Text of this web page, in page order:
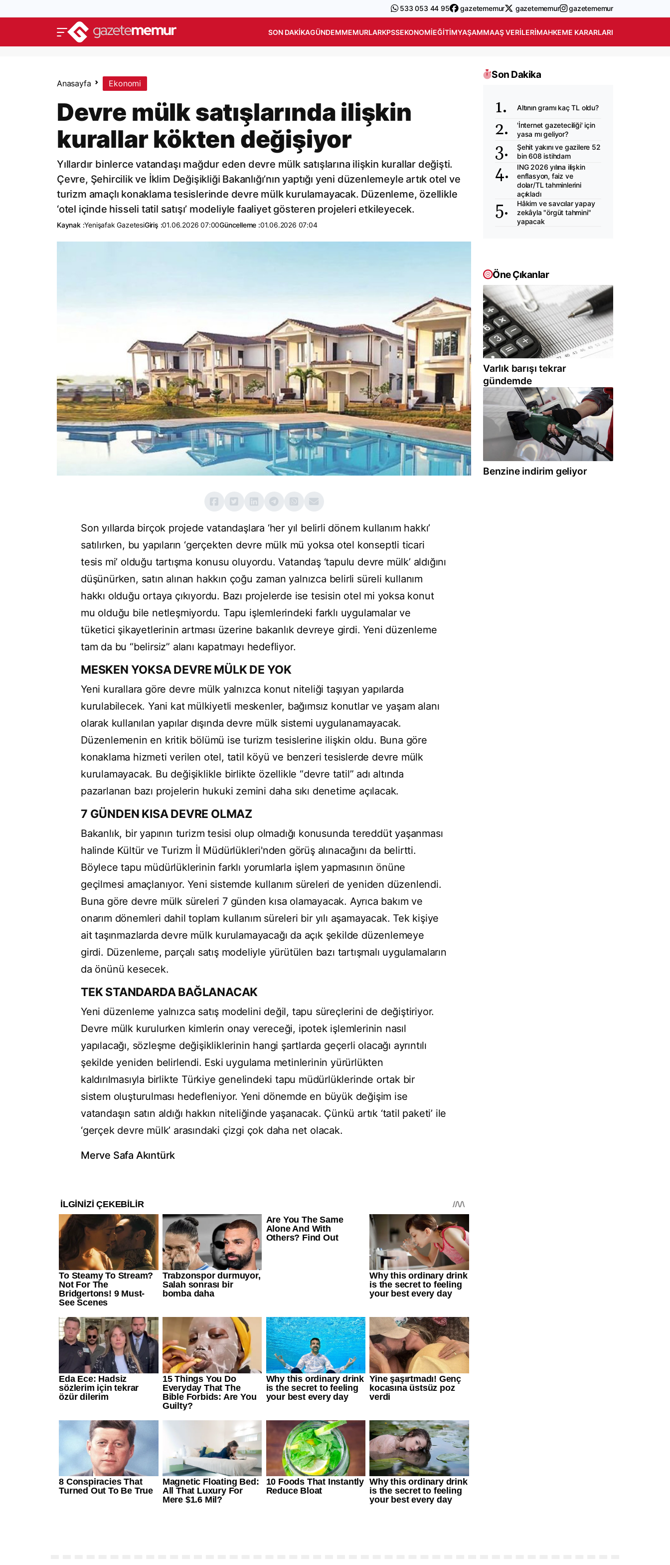
533 053 44 95 gazetememur gazetememur gazetememur
SON DAKIKAGÜNDEMMEMURLARKPSSEKONOMIEĞITIMYAŞAMMAAŞ VERILERIMAHKEME KARARLARI
Anasayfa Ekonomi
Devre mülk satışlarında ilişkin
kurallar kökten değişiyor
Yıllardır binlerce vatandaşı mağdur eden devre mülk satışlarına ilişkin kurallar değişti.
Çevre, Şehircilik ve İklim Değişikliği Bakanlığı’nın yaptığı yeni düzenlemeyle artık otel ve
turizm amaçlı konaklama tesislerinde devre mülk kurulamayacak. Düzenleme, özellikle
‘otel içinde hisseli tatil satışı’ modeliyle faaliyet gösteren projeleri etkileyecek.
Kaynak :Yenişafak GazetesiGiriş :01.06.2026 07:00Güncelleme :01.06.2026 07:04
Son yıllarda birçok projede vatandaşlara ‘her yıl belirli dönem kullanım hakkı’
satılırken, bu yapıların ‘gerçekten devre mülk mü yoksa otel konseptli ticari
tesis mi’ olduğu tartışma konusu oluyordu. Vatandaş ‘tapulu devre mülk’ aldığını
düşünürken, satın alınan hakkın çoğu zaman yalnızca belirli süreli kullanım
hakkı olduğu ortaya çıkıyordu. Bazı projelerde ise tesisin otel mi yoksa konut
mu olduğu bile netleşmiyordu. Tapu işlemlerindeki farklı uygulamalar ve
tüketici şikayetlerinin artması üzerine bakanlık devreye girdi. Yeni düzenleme
tam da bu “belirsiz” alanı kapatmayı hedefliyor.
MESKEN YOKSA DEVRE MÜLK DE YOK
Yeni kurallara göre devre mülk yalnızca konut niteliği taşıyan yapılarda
kurulabilecek. Yani kat mülkiyetli meskenler, bağımsız konutlar ve yaşam alanı
olarak kullanılan yapılar dışında devre mülk sistemi uygulanamayacak.
Düzenlemenin en kritik bölümü ise turizm tesislerine ilişkin oldu. Buna göre
konaklama hizmeti verilen otel, tatil köyü ve benzeri tesislerde devre mülk
kurulamayacak. Bu değişiklikle birlikte özellikle “devre tatil” adı altında
pazarlanan bazı projelerin hukuki zemini daha sıkı denetime açılacak.
7 GÜNDEN KISA DEVRE OLMAZ
Bakanlık, bir yapının turizm tesisi olup olmadığı konusunda tereddüt yaşanması
halinde Kültür ve Turizm İl Müdürlükleri'nden görüş alınacağını da belirtti.
Böylece tapu müdürlüklerinin farklı yorumlarla işlem yapmasının önüne
geçilmesi amaçlanıyor. Yeni sistemde kullanım süreleri de yeniden düzenlendi.
Buna göre devre mülk süreleri 7 günden kısa olamayacak. Ayrıca bakım ve
onarım dönemleri dahil toplam kullanım süreleri bir yılı aşamayacak. Tek kişiye
ait taşınmazlarda devre mülk kurulamayacağı da açık şekilde düzenlemeye
girdi. Düzenleme, parçalı satış modeliyle yürütülen bazı tartışmalı uygulamaların
da önünü kesecek.
TEK STANDARDA BAĞLANACAK
Yeni düzenleme yalnızca satış modelini değil, tapu süreçlerini de değiştiriyor.
Devre mülk kurulurken kimlerin onay vereceği, ipotek işlemlerinin nasıl
yapılacağı, sözleşme değişikliklerinin hangi şartlarda geçerli olacağı ayrıntılı
şekilde yeniden belirlendi. Eski uygulama metinlerinin yürürlükten
kaldırılmasıyla birlikte Türkiye genelindeki tapu müdürlüklerinde ortak bir
sistem oluşturulması hedefleniyor. Yeni dönemde en büyük değişim ise
vatandaşın satın aldığı hakkın niteliğinde yaşanacak. Çünkü artık ‘tatil paketi’ ile
‘gerçek devre mülk’ arasındaki çizgi çok daha net olacak.
Merve Safa Akıntürk
Son Dakika
Altının gramı kaç TL oldu?
'İnternet gazeteciliği' için
yasa mı geliyor?
Şehit yakını ve gazilere 52
bin 608 istihdam
ING 2026 yılına ilişkin
enflasyon, faiz ve
dolar/TL tahminlerini
açıkladı
Hâkim ve savcılar yapay
zekâyla "örgüt tahmini"
yapacak
Öne Çıkanlar
Varlık barışı tekrar
gündemde
Benzine indirim geliyor